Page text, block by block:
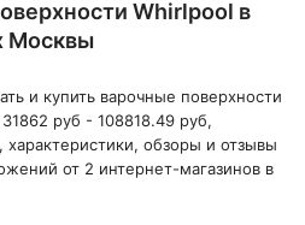
Whirlpool в
Москвы
и купить варочные поверхности
руб - 108818.49 руб,
характеристики, обзоры и отзывы
от 2 интернет-магазинов в